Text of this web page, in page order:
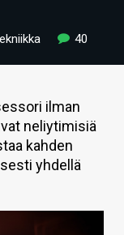
40
ilman
neliytimisiä
kahden
yhdellä